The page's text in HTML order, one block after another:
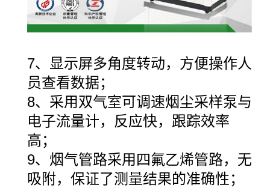
7、显示屏多角度转动，方便操作人
员查看数据；
8、采用双气室可调速烟尘采样泵与
电子流量计，反应快，跟踪效率
高；
9、烟气管路采用四氟乙烯管路，无
吸附，保证了测量结果的准确性；